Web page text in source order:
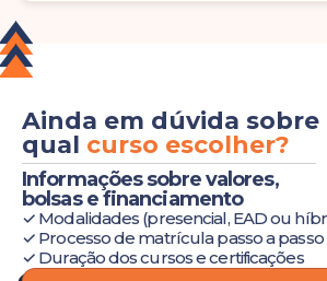
Ainda em dúvida sobre
qual curso escolher?
Informações sobre valores,
bolsas e financiamento
✓ Modalidades (presencial, EAD ou
✓ Processo de matrícula passo a passo
✓ Duração dos cursos e certificações